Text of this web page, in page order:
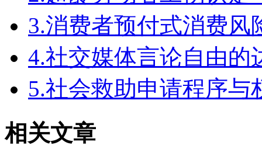
3.消费者预付式消费风
4.社交媒体言论自由
5.社会救助申请程序与
相关文章